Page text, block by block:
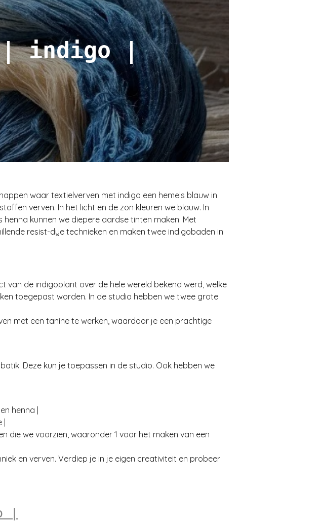
| indigo |
waar textielverven met indigo een hemels blauw in
verven. In het licht en de zon kleuren we blauw. In
kunnen we diepere aardse tinten maken. Met
resist-dye technieken en maken twee indigobaden in
de indigoplant over de hele wereld bekend werd, welke
toegepast worden. In de studio hebben we twee grote
met een tanine te werken, waardoor je een prachtige
Deze kun je toepassen in de studio. Ook hebben we
henna |
|
die we voorzien, waaronder 1 voor het maken van een
en verven. Verdiep je in je eigen creativiteit en probeer
|